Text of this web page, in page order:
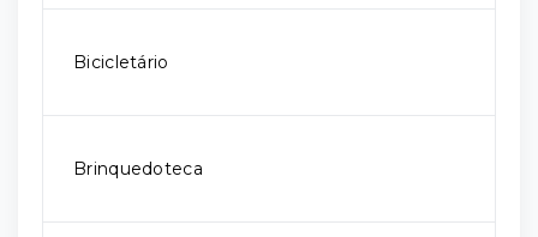
Bicicletário
Brinquedoteca